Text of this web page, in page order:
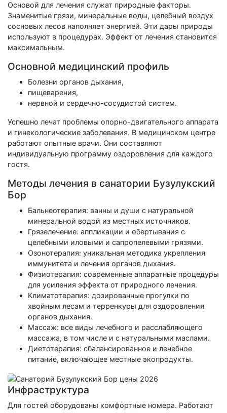
Основой для лечения служат природные факторы.
Знаменитые грязи, минеральные воды, целебный воздух
сосновых лесов наполняет энергией. Эти дары природы
используют в процедурах. Эффект от лечения становится
максимальным.
Основной медицинский профиль
Болезни органов дыхания,
пищеварения,
нервной и сердечно-сосудистой систем.
Успешно лечат проблемы опорно-двигательного аппарата
и гинекологические заболевания. В медицинском центре
работают опытные врачи. Они составляют
индивидуальную программу оздоровления для каждого
гостя.
Методы лечения в санатории Бузулукский
Бор
Бальнеотерапия: ванны и души с натуральной
минеральной водой из местных источников.
Грязелечение: аппликации и обертывания с
целебными иловыми и сапропелевыми грязями.
Озонотерапия: уникальная методика укрепления
иммунитета и лечения органов дыхания.
Физиотерапия: современные аппаратные процедуры
для усиления эффекта от природного лечения.
Климатотерапия: дозированные прогулки по
хвойным лесам и терренкуры для оздоровления
органов дыхания.
Массаж: все виды лечебного и расслабляющего
массажа, в том числе и с натуральными маслами.
Диетотерапия: сбалансированное и лечебное
питание, включающее местные экопродукты.
Инфраструктура
Для гостей оборудованы комфортные номера. Работают